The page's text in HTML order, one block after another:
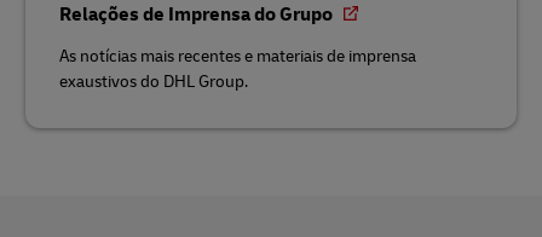
Relações de Imprensa do Grupo
As notícias mais recentes e materiais de imprensa
exaustivos do DHL Group.